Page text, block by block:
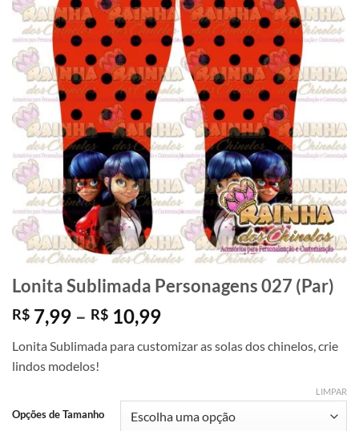
Lonita Sublimada Personagens 027 (Par)
R$ 7,99 – R$ 10,99Faixa
preço:
R$ 10,99
Lonita Sublimada para customizar as solas dos chinelos, crie
lindos modelos!
Opções de Tamanho
LIMPAR